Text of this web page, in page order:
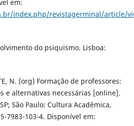
em:
index.php/revistagerminal/article/
do psiquismo. Lisboa:
N. (org) Formação de professores:
e alternativas necessárias [online].
São Paulo: Cultura Acadêmica,
7983-103-4. Disponível em: